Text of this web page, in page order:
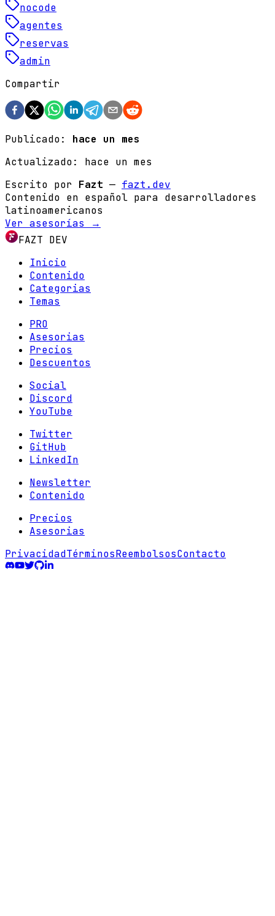
nocode
agentes
reservas
admin
Compartir
Publicado:
hace un mes
Actualizado: hace un mes
Escrito por Fazt — fazt.dev
Contenido en español para desarrolladores
latinoamericanos
Ver asesorías →
FAZT DEV
Inicio
Contenido
Categorias
Temas
PRO
Asesorias
Precios
Descuentos
Social
Discord
YouTube
Twitter
GitHub
LinkedIn
Newsletter
Contenido
Precios
Asesorias
PrivacidadTérminosReembolsosContacto